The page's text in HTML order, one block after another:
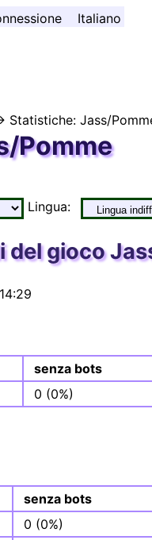
Italiano
Statistiche: Jass/
Pomme
Lingua:
gioco
senza bots
0 (0%)
senza bots
0 (0%)